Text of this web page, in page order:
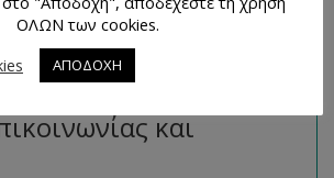
πολλά παρόμοια προϊόντα της ίδιας
μας κατάστημα
σύνδεσμοεδώ
και
ΟΛΩΝ των cookies.
ΑΠΟΔΟΧΗ